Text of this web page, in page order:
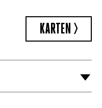
KARTEN >